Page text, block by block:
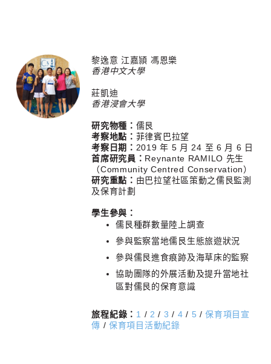
黎逸意 江嘉頴 馮恩樂
香港中文大學
莊凱迪
香港浸會大學
研究物種： 儒艮
考察地點： 菲律賓巴拉望
考察日期： 2019 年 5 月 24 至 6 月 6 日
首席研究員： Reynante RAMILO 先生
（Community Centred Conservation）
研究重點： 由巴拉望社區策動之儒艮監測
及保育計劃
學生參與：
儒艮種群數量陸上調查
參與監察當地儒艮生態旅遊狀況
參與儒艮進食痕跡及海草床的監察
協助團隊的外展活動及提升當地社
區對儒艮的保育意識
旅程紀錄： 1 /2 / 3 / 4 / 5 /保育項目宣
傳 /保育項目活動紀錄